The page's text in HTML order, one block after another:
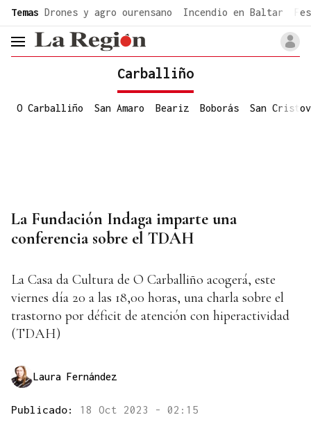
Temas Drones y agro ourensano Incendio en Baltar
header.menu.open
Carballiño
O Carballiño San Amaro Beariz Boborás San
La Fundación Indaga imparte una
conferencia sobre el TDAH
La Casa da Cultura de O Carballiño acogerá, este
viernes día 20 a las 18,00 horas, una charla sobre el
trastorno por déficit de atención con hiperactividad
(TDAH)
Laura Fernández
Publicado: 18 Oct 2023 - 02:15